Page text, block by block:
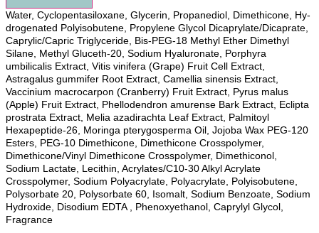
Water, Cyclopentasiloxane, Glycerin, Propanediol, Dimethicone, Hy-
drogenated Polyisobutene, Propylene Glycol Dicaprylate/Dicaprate,
Caprylic/Capric Triglyceride, Bis-PEG-18 Methyl Ether Dimethyl
Silane, Methyl Gluceth-20, Sodium Hyaluronate, Porphyra
umbilicalis Extract, Vitis vinifera (Grape) Fruit Cell Extract,
Astragalus gummifer Root Extract, Camellia sinensis Extract,
Vaccinium macrocarpon (Cranberry) Fruit Extract, Pyrus malus
(Apple) Fruit Extract, Phellodendron amurense Bark Extract, Eclipta
prostrata Extract, Melia azadirachta Leaf Extract, Palmitoyl
Hexapeptide-26, Moringa pterygosperma Oil, Jojoba Wax PEG-120
Esters, PEG-10 Dimethicone, Dimethicone Crosspolymer,
Dimethicone/Vinyl Dimethicone Crosspolymer, Dimethiconol,
Sodium Lactate, Lecithin, Acrylates/C10-30 Alkyl Acrylate
Crosspolymer, Sodium Polyacrylate, Polyacrylate, Polyisobutene,
Polysorbate 20, Polysorbate 60, Isomalt, Sodium Benzoate, Sodium
Hydroxide, Disodium EDTA , Phenoxyethanol, Caprylyl Glycol,
Fragrance